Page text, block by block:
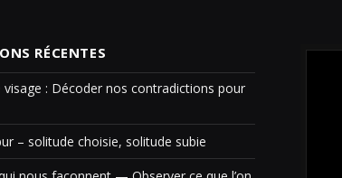
RÉCENTES
visage : Décoder nos contradictions pour
– solitude choisie, solitude subie